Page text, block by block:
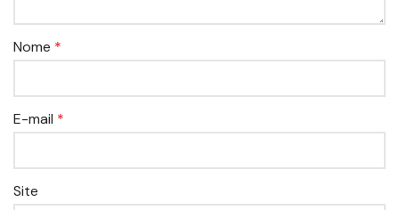
Nome *
E-mail *
Site